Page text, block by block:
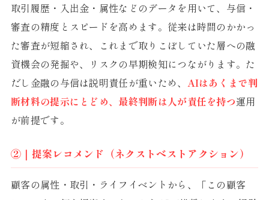
取引履歴・入出金・属性などのデータを用いて、与信・
審査の精度とスピードを高めます。従来は時間のかかっ
た審査が短縮され、これまで取りこぼしていた層への融
資機会の発掘や、リスクの早期検知につながります。た
だし金融の与信は説明責任が重いため、 AIはあくまで判
断材料の提示にとどめ、最終判断は人が責任を持つ運用
が前提です。
②｜提案レコメンド（ネクストベストアクション）
顧客の属性・取引・ライフイベントから、「この顧客